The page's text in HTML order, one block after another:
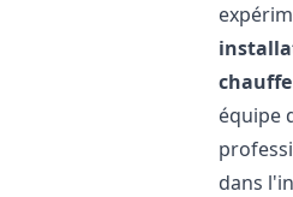
équipe
dans